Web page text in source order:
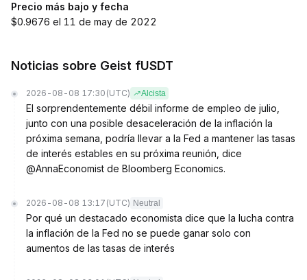
Precio más bajo y fecha
$0.9676 el 11 de may de 2022
Noticias sobre Geist fUSDT
2026-08-08 17:30 (UTC) Alcista
El sorprendentemente débil informe de empleo de julio,
junto con una posible desaceleración de la inflación la
próxima semana, podría llevar a la Fed a mantener las tasas
de interés estables en su próxima reunión, dice
@AnnaEconomist de Bloomberg Economics.
2026-08-08 13:17 (UTC) Neutral
Por qué un destacado economista dice que la lucha contra
la inflación de la Fed no se puede ganar solo con
aumentos de las tasas de interés